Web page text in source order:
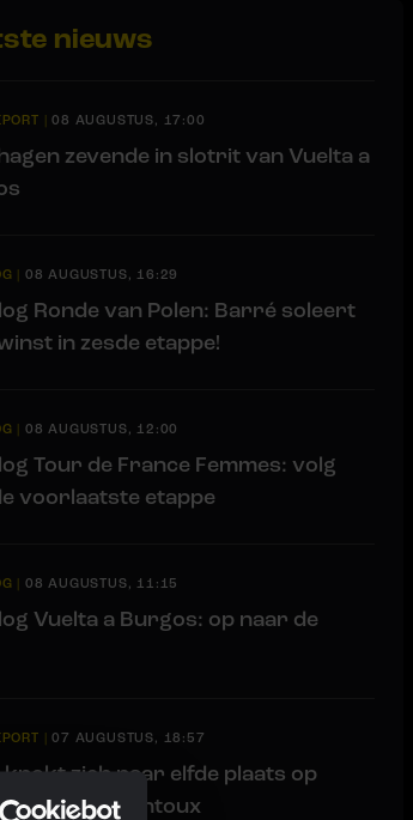
nieuws
|08 AUGUSTUS, 17:00
zevende in slotrit van Vuelta a
| 08 AUGUSTUS, 16:29
Ronde van Polen: Barré soleert
in zesde etappe!
| 08 AUGUSTUS, 12:00
Tour de France Femmes: volg
voorlaatste etappe
| 08 AUGUSTUS, 11:15
Vuelta a Burgos: op naar de
|07 AUGUSTUS, 18:57
knokt zich naar elfde plaats op
Mont Ventoux